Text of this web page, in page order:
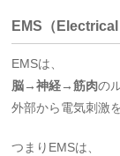
EMS（
EMSは、
脳→神経→筋肉の
外部から電気刺激
つまりEMSは、